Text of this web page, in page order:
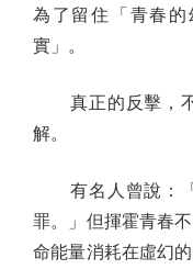
為了留住「青春
實」。
真正的反擊，不
解。
有名人曾說：「
罪。」但揮霍青春
命能量消耗在虛幻